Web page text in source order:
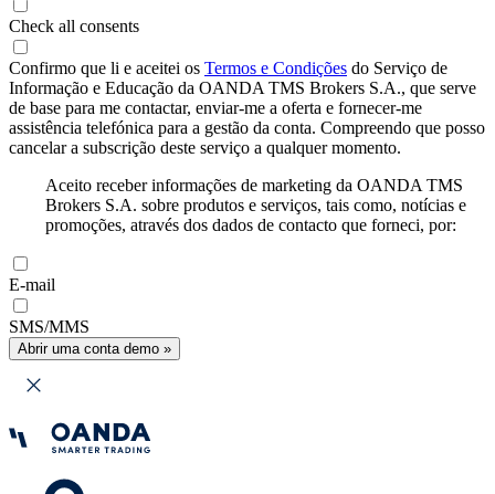
Check all consents
Confirmo que li e aceitei os Termos e Condições do Serviço de
Informação e Educação da OANDA TMS Brokers S.A., que serve
de base para me contactar, enviar-me a oferta e fornecer-me
assistência telefónica para a gestão da conta. Compreendo que posso
cancelar a subscrição deste serviço a qualquer momento.
Aceito receber informações de marketing da OANDA TMS
Brokers S.A. sobre produtos e serviços, tais como, notícias e
promoções, através dos dados de contacto que forneci, por:
E-mail
SMS/MMS
Abrir uma conta demo »